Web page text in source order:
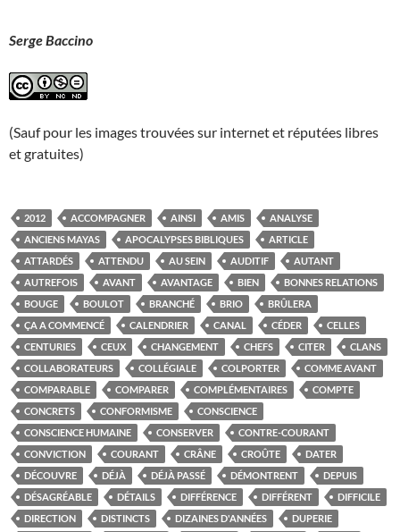
Serge Baccino
(Sauf pour les images trouvées sur internet et réputées libres
et gratuites)
2012 ACCOMPAGNER AINSI AMIS
ANALYSE
ANCIENS MAYAS
APOCALYPSES BIBLIQUES
ARTICLE
ATTARDÉS
ATTENDU AU SEIN AUDITIF
AUTANT
AUTREFOIS
AVANT AVANTAGE BIEN
BONNES RELATIONS
BOUGE
BOULOT BRANCHÉ BRIO
BRÛLERA
ÇA A COMMENCÉ
CALENDRIER CANAL CÉDER
CELLES
CENTURIES
CEUX CHANGEMENT CHEFS CITER
CLANS
COLLABORATEURS
COLLÉGIALE COLPORTER
COMME AVANT
COMPARABLE
COMPARER COMPLÉMENTAIRES
COMPTE
CONCRETS
CONFORMISME
CONSCIENCE
CONSCIENCE HUMAINE
CONSERVER
CONTRE-COURANT
CONVICTION
COURANT CRÂNE CROÛTE
DATER
DÉCOUVRE
DÉJÀ DÉJÀ PASSÉ DÉMONTRENT
DEPUIS
DÉSAGRÉABLE
DÉTAILS DIFFÉRENCE DIFFÉRENT
DIFFICILE
DIRECTION
DISTINCTS DIZAINES D'ANNÉES
DUPERIE